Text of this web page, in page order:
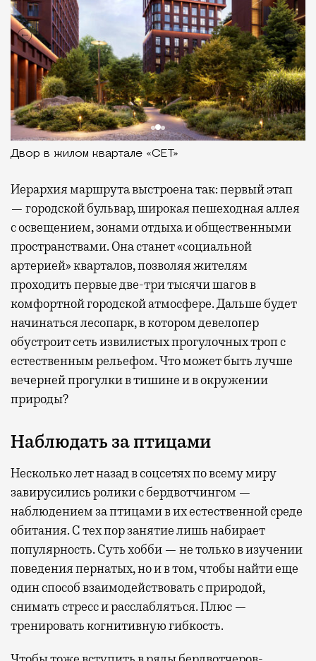
Двор в жилом квартале «СЕТ»
Иерархия маршрута выстроена так: первый этап
— городской бульвар, широкая пешеходная аллея
с освещением, зонами отдыха и общественными
пространствами. Она станет «социальной
артерией» кварталов, позволяя жителям
проходить первые две-три тысячи шагов в
комфортной городской атмосфере. Дальше будет
начинаться лесопарк, в котором девелопер
обустроит сеть извилистых прогулочных троп с
естественным рельефом. Что может быть лучше
вечерней прогулки в тишине и в окружении
природы?
Наблюдать за птицами
Несколько лет назад в соцсетях по всему миру
завирусились ролики с бердвотчингом —
наблюдением за птицами в их естественной среде
обитания. С тех пор занятие лишь набирает
популярность. Суть хобби — не только в изучении
поведения пернатых, но и в том, чтобы найти еще
один способ взаимодействовать с природой,
снимать стресс и расслабляться. Плюс —
тренировать когнитивную гибкость.